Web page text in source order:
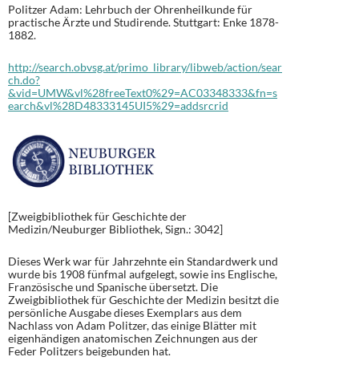
Politzer Adam: Lehrbuch der Ohrenheilkunde für
practische Ärzte und Studirende. Stuttgart: Enke 1878-
1882.
http://search.obvsg.at/primo_library/libweb/action/sear
ch.do?
&vid=UMW&vl%28freeText0%29=AC03348333&fn=s
earch&vl%28D48333145UI5%29=addsrcrid
[Zweigbibliothek für Geschichte der
Medizin/Neuburger Bibliothek, Sign.: 3042]
Dieses Werk war für Jahrzehnte ein Standardwerk und
wurde bis 1908 fünfmal aufgelegt, sowie ins Englische,
Französische und Spanische übersetzt. Die
Zweigbibliothek für Geschichte der Medizin besitzt die
persönliche Ausgabe dieses Exemplars aus dem
Nachlass von Adam Politzer, das einige Blätter mit
eigenhändigen anatomischen Zeichnungen aus der
Feder Politzers beigebunden hat.